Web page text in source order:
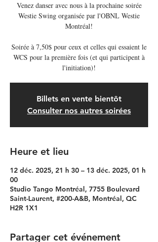
Venez danser avec nous à la prochaine soirée
Westie Swing organisée par l'OBNL Westie
Montréal!
Soirée à 7,50$ pour ceux et celles qui essaient le
WCS pour la première fois (et qui participent à
l'initiation)!
Billets en vente bientôt
Consulter nos autres soirées
Heure et lieu
12 déc. 2025, 21 h 30 – 13 déc. 2025, 01 h
00
Studio Tango Montréal, 7755 Boulevard
Saint-Laurent, #200-A&B, Montréal, QC
H2R 1X1
Partager cet événement